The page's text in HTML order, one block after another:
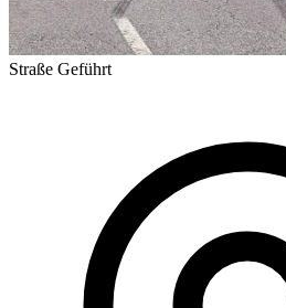
Straße Geführt